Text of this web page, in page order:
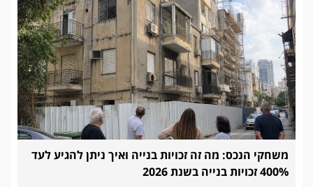
משחקי הנכס: מה זה זכויות בנייה ואיך ניתן להגיע לעד
400% זכויות בנייה בשנת 2026